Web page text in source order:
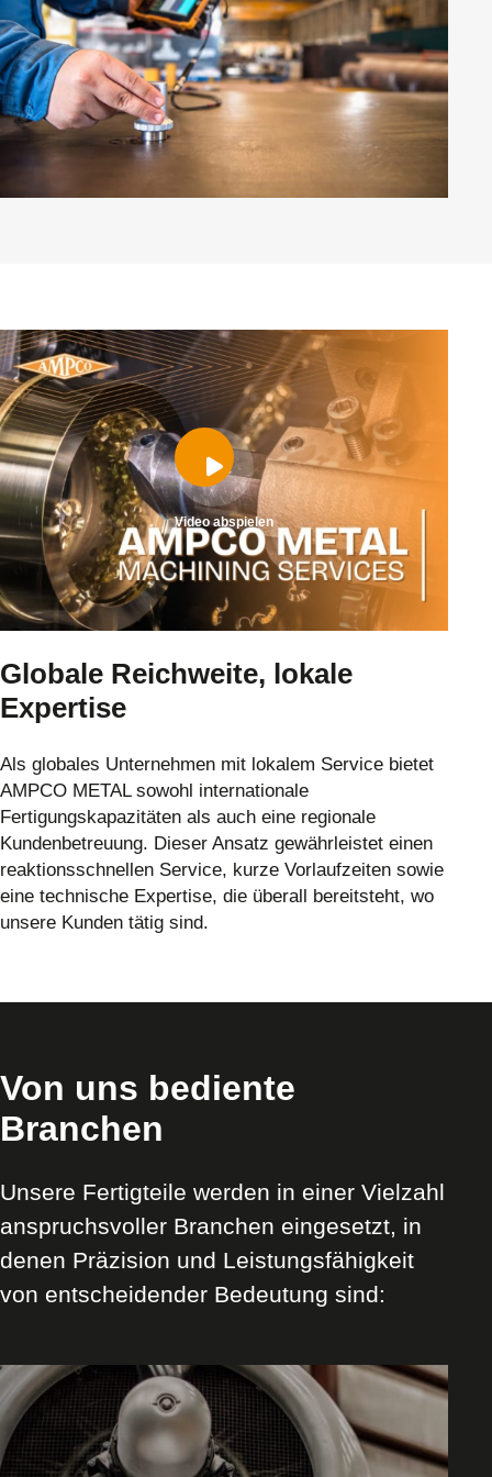
Globale Reichweite, lokale
Expertise
Als globales Unternehmen mit lokalem Service bietet
AMPCO METAL sowohl internationale
Fertigungskapazitäten als auch eine regionale
Kundenbetreuung. Dieser Ansatz gewährleistet einen
reaktionsschnellen Service, kurze Vorlaufzeiten sowie
eine technische Expertise, die überall bereitsteht, wo
unsere Kunden tätig sind.
Video abspielen
Von uns bediente
Branchen
Unsere Fertigteile werden in einer Vielzahl
anspruchsvoller Branchen eingesetzt, in
denen Präzision und Leistungsfähigkeit
von entscheidender Bedeutung sind:
Branche
/
Anwendung